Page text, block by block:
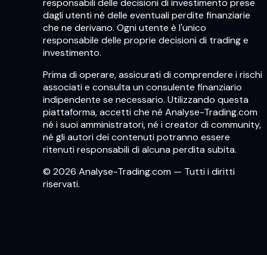
responsabili delle decisioni di investimento prese
dagli utenti né delle eventuali perdite finanziarie
che ne derivano. Ogni utente è l'unico
responsabile delle proprie decisioni di trading e
investimento.
Prima di operare, assicurati di comprendere i rischi
associati e consulta un consulente finanziario
indipendente se necessario. Utilizzando questa
piattaforma, accetti che né Analyse-Trading.com
né i suoi amministratori, né i creator di community,
né gli autori dei contenuti potranno essere
ritenuti responsabili di alcuna perdita subita.
© 2026 Analyse-Trading.com — Tutti i diritti
riservati.